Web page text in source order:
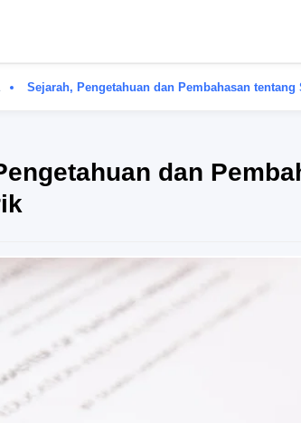
Sejarah, Pengetahuan dan Pembahasan
dan